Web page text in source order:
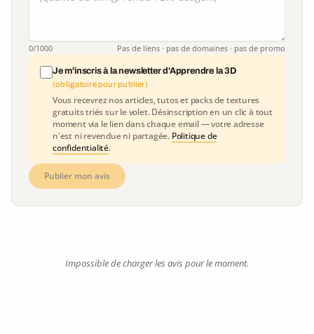
0/1000 Pas de liens · pas de domaines · pas de promo
Je m'inscris à la newsletter d'Apprendre la 3D
(obligatoire pour publier)
Vous recevrez nos articles, tutos et packs de textures
gratuits triés sur le volet. Désinscription en un clic à tout
moment via le lien dans chaque email — votre adresse
n'est ni revendue ni partagée. Politique de
confidentialité.
Publier mon avis
Impossible de charger les avis pour le moment.